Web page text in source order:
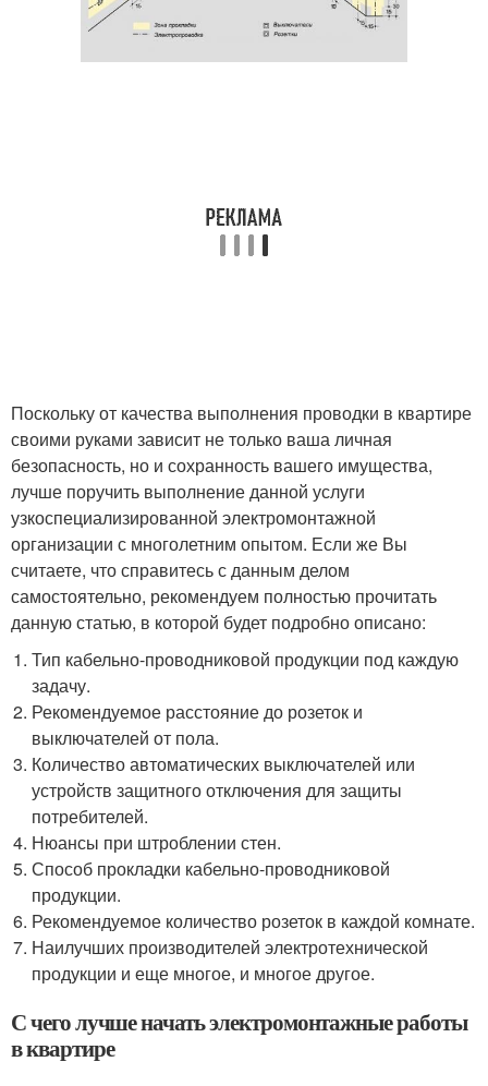
Поскольку от качества выполнения проводки в квартире
своими руками зависит не только ваша личная
безопасность, но и сохранность вашего имущества,
лучше поручить выполнение данной услуги
узкоспециализированной электромонтажной
организации с многолетним опытом. Если же Вы
считаете, что справитесь с данным делом
самостоятельно, рекомендуем полностью прочитать
данную статью, в которой будет подробно описано:
Тип кабельно-проводниковой продукции под каждую
задачу.
Рекомендуемое расстояние до розеток и
выключателей от пола.
Количество автоматических выключателей или
устройств защитного отключения для защиты
потребителей.
Нюансы при штроблении стен.
Способ прокладки кабельно-проводниковой
продукции.
Рекомендуемое количество розеток в каждой комнате.
Наилучших производителей электротехнической
продукции и еще многое, и многое другое.
С чего лучше начать электромонтажные работы
в квартире